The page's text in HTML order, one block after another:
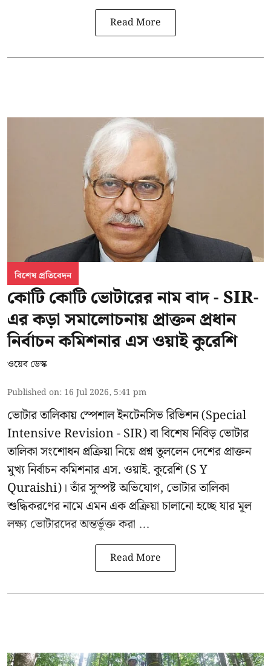
Read More
বিশেষ প্রতিবেদন
কোটি কোটি ভোটারের নাম বাদ - SIR-
এর কড়া সমালোচনায় প্রাক্তন প্রধান
নির্বাচন কমিশনার এস ওয়াই কুরেশি
ওয়েব ডেস্ক
Published on: 16 Jul 2026, 5:41 pm
ভোটার তালিকায় স্পেশাল ইনটেনসিভ রিভিশন (Special
Intensive Revision - SIR) বা বিশেষ নিবিড় ভোটার
তালিকা সংশোধন প্রক্রিয়া নিয়ে প্রশ্ন তুললেন দেশের প্রাক্তন
মুখ্য নির্বাচন কমিশনারএস. ওয়াই. কুরেশি(S Y
Quraishi)। তাঁর সুস্পষ্ট অভিযোগ, ভোটার তালিকা
শুদ্ধিকরণের নামে এমন এক প্রক্রিয়া চালানো হচ্ছে যার মূল
লক্ষ্য ভোটারদের অন্তর্ভুক্ত করা ...
Read More